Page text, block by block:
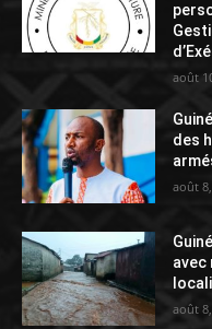
août
des
août
avec
août